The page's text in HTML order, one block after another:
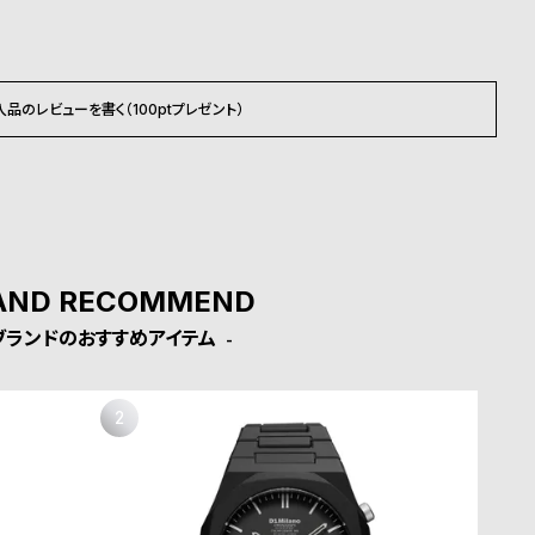
品のレビューを書く（100ptプレゼント）
RECOMMEND
ランドのおすすめアイテム